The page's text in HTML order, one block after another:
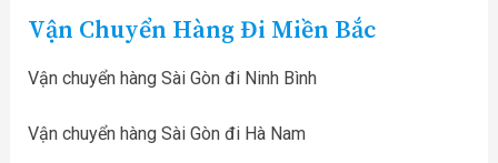
Vận Chuyển Hàng Đi Miền Bắc
Vận chuyển hàng Sài Gòn đi Ninh Bình
Vận chuyển hàng Sài Gòn đi Hà Nam